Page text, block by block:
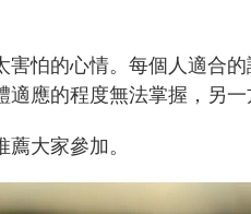
怕的心情。每個人適合
應的程度無法掌握，另一
大家參加。